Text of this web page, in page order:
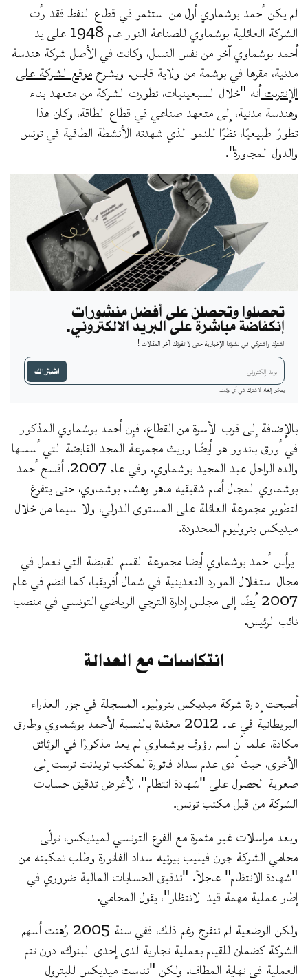
لم يكن أحمد بوشماوي أول من استثمر في قطاع النفط فقد رأت
الشركة العائلية بوشماوي للصناعة النور عام 1948 على يد
أحمد بوشماوي آخر من نفس النسل، وكانت في الأصل شركة هندسة
مدنية، مقرها في بوشمة من ولاية قابس. ويشرح موقع الشركة على
الإنترنت أنه "خلال السبعينيات، تطورت الشركة من متعهد بناء
وهندسة مدنية، إلى متعهد صناعي في قطاع الطاقة، وكان هذا
تطورًا طبيعيًا، نظرًا للنمو الذي شهدته الأنشطة الطاقية في تونس
والدول المجاورة".
تحصلوا وتحصلن على أفضل منشورات
إنكفاضة مباشرة على البريد الالكتروني.
اشترك واشتركي في نشرتنا الإخبارية حتى لا تفوتك آخر المقالات !
اشتراك
يمكن إلغاء الاشتراك في أي وقت.
بالإضافة إلى قرب الأسرة من القطاع، فإن أحمد بوشماوي المذكور
في أوراق باندورا هو أيضًا وريث مجموعة المجد القابضة التي أسسها
والده الراحل عبد المجيد بوشماوي. وفي عام 2007، أفسح أحمد
بوشماوي المجال أمام شقيقيه ماهر وهشام بوشماوي، حتى يتفرغ
لتطوير مجموعة العائلة على المستوى الدولي، ولا سيما من خلال
ميديكس بتروليوم المحدودة.
يرأس أحمد بوشماوي أيضا مجموعة القسم القابضة التي تعمل في
مجال استغلال الموارد التعدينية في شمال أفريقيا، كما انضم في عام
2007 أيضًا إلى مجلس إدارة الترجي الرياضي التونسي في منصب
نائب الرئيس.
انتكاسات مع العدالة
أصبحت إدارة شركة ميديكس بتروليوم المسجلة في جزر العذراء
البريطانية في عام 2012 معقدة بالنسبة لأحمد بوشماوي وطارق
مكادة، علما أن اسم رؤوف بوشماوي لم يعد مذكورًا في الوثائق
الأخرى، حيث أدى عدم سداد فاتورة لمكتب ترايدنت ترست إلى
صعوبة الحصول على "شهادة انتظام"، لأغراض تدقيق حسابات
الشركة من قبل مكتب تونس.
وبعد مراسلات غير مثمرة مع الفرع التونسي لميديكس، تولّى
محامي الشركة جون فيليب بيرتيه سداد الفاتورة وطلب تمكينه من
"شهادة الانتظام" عاجلاً. "تدقيق الحسابات المالية ضروري في
إطار عملية مهمة قيد الانتظار"، يقول المحامي.
ولكن الوضعية لم تنفرج رغم ذلك، ففي سنة 2005 رُهنت أسهم
الشركة كضمان للقيام بعملية تجارية لدى إحدى البنوك، دون تتم
العملية في نهاية المطاف. ولكن "تناست ميديكس للبترول